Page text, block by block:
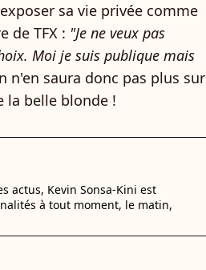
sa vie privée comme
de TFX : "Je ne veux pas
Moi je suis publique mais
n'en saura donc pas plus sur
la belle blonde !
actus, Kevin Sonsa-Kini est
à tout moment, le matin,